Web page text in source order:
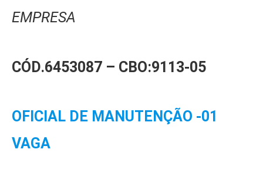
EMPRESA
CÓD.6453087 – CBO:9113-05
OFICIAL DE MANUTENÇÃO -01
VAGA